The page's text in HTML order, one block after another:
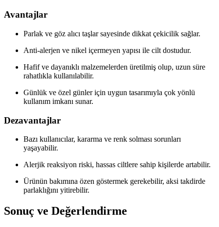
Avantajlar
Parlak ve göz alıcı taşlar sayesinde dikkat çekicilik sağlar.
Anti-alerjen ve nikel içermeyen yapısı ile cilt dostudur.
Hafif ve dayanıklı malzemelerden üretilmiş olup, uzun süre
rahatlıkla kullanılabilir.
Günlük ve özel günler için uygun tasarımıyla çok yönlü
kullanım imkanı sunar.
Dezavantajlar
Bazı kullanıcılar, kararma ve renk solması sorunları
yaşayabilir.
Alerjik reaksiyon riski, hassas ciltlere sahip kişilerde artabilir.
Ürünün bakımına özen göstermek gerekebilir, aksi takdirde
parlaklığını yitirebilir.
Sonuç ve Değerlendirme